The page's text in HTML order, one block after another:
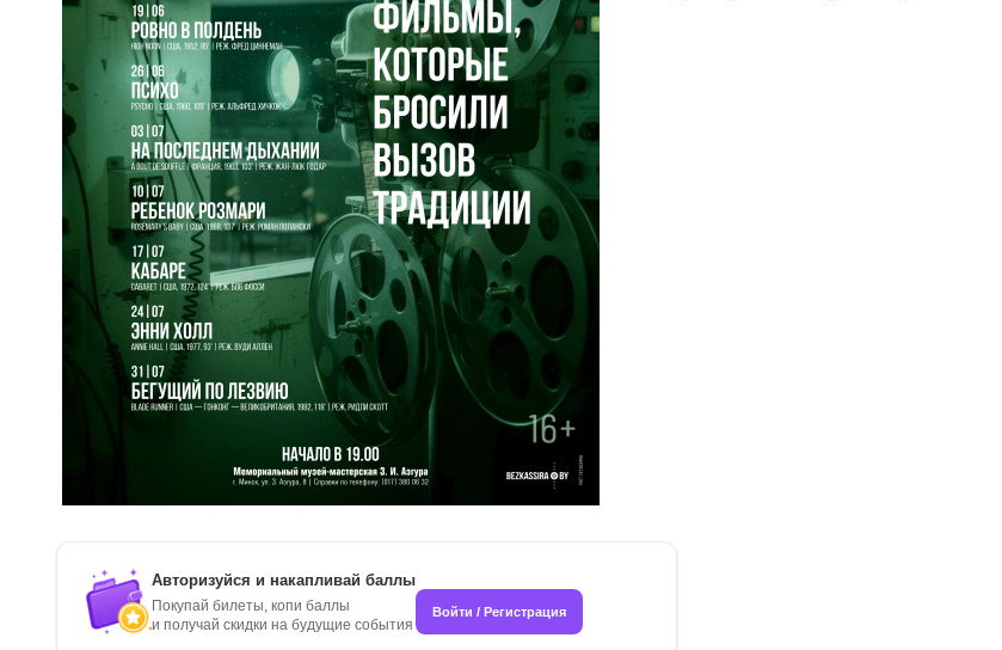
Авторизуйся и накапливай баллы
Покупай билеты, копи баллы
и получай скидки на будущие события
Войти / Регистрация